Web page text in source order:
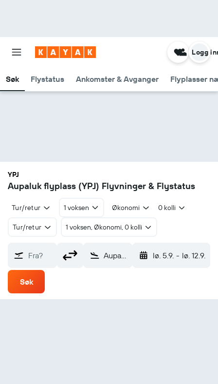
Søk Flystatus Ankomster & Avganger Flyplasser
Logg
YPJ
Aupaluk flyplass (YPJ) Flyvninger & Flystatus
Tur/retur 1 voksen Økonomi 0 kolli
Tur/retur 1 voksen, Økonomi, 0 kolli
Fra? Aupaluk (YPJ) lø. 5.9. - lø. 12.9.
Søk